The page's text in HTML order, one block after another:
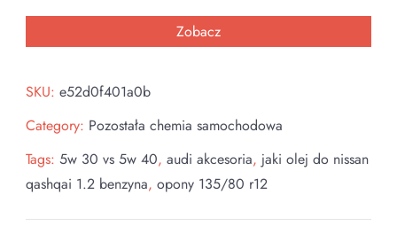
Zobacz
SKU: e52d0f401a0b
Category: Pozostała chemia samochodowa
Tags: 5w 30 vs 5w 40, audi akcesoria, jaki olej do nissan
qashqai 1.2 benzyna, opony 135/80 r12